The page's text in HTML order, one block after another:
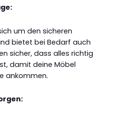
um den sicheren
bietet bei Bedarf auch
sicher, dass alles richtig
damit deine Möbel
ankommen.